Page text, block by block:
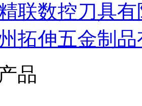
联数控刀具
拓伸五金制
品